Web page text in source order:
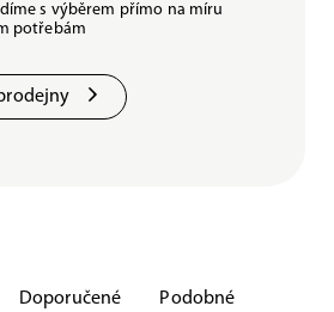
s výběrem přímo na míru
potřebám
Doporučené Podobné